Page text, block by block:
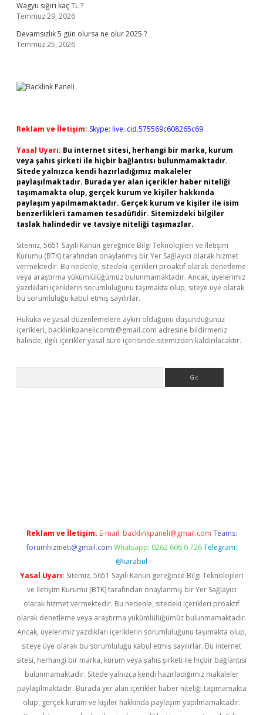
Wagyu sığırı kaç TL ?
Temmuz 29, 2026
Devamsızlık 5 gün olursa ne olur 2025 ?
Temmuz 25, 2026
Reklam ve İletişim: Skype: live:.cid.575569c608265c69
Yasal Uyarı: Bu internet sitesi, herhangi bir marka, kurum
veya şahıs şirketi ile hiçbir bağlantısı bulunmamaktadır.
Sitede yalnızca kendi hazırladığımız makaleler
paylaşılmaktadır. Burada yer alan içerikler haber niteliği
taşımamakta olup, gerçek kurum ve kişiler hakkında
paylaşım yapılmamaktadır. Gerçek kurum ve kişiler ile isim
benzerlikleri tamamen tesadüfidir. Sitemizdeki bilgiler
taslak halindedir ve tavsiye niteliği taşımazlar.
Sitemiz, 5651 Sayılı Kanun gereğince Bilgi Teknolojileri ve İletişim
Kurumu (BTK) tarafından onaylanmış bir Yer Sağlayıcı olarak hizmet
vermektedir. Bu nedenle, sitedeki içerikleri proaktif olarak denetleme
veya araştırma yükümlülüğümüz bulunmamaktadır. Ancak, üyelerimiz
yazdıkları içeriklerin sorumluluğunu taşımakta olup, siteye üye olarak
bu sorumluluğu kabul etmiş sayılırlar.
Hukuka ve yasal düzenlemelere aykırı olduğunu düşündüğünüz
içerikleri, backlinkpanelicomtr@gmail.com adresine bildirmeniz
halinde, ilgili içerikler yasal süre içerisinde sitemizden kaldırılacaktır.
Reklam ve İletişim: E-mail: backlinkpaneli@gmail.com Teams:
forumhizmeti@gmail.com Whatsapp: 0262 606 0 726 Telegram:
@karabul
Yasal Uyarı: Sitemiz, 5651 Sayılı Kanun gereğince Bilgi Teknolojileri
ve İletişim Kurumu (BTK) tarafından onaylanmış bir Yer Sağlayıcı
olarak hizmet vermektedir. Bu nedenle, sitedeki içerikleri proaktif
olarak denetleme veya araştırma yükümlülüğümüz bulunmamaktadır.
Ancak, üyelerimiz yazdıkları içeriklerin sorumluluğunu taşımakta olup,
siteye üye olarak bu sorumluluğu kabul etmiş sayılırlar. Bu internet
sitesi, herhangi bir marka, kurum veya şahıs şirketi ile hiçbir bağlantısı
bulunmamaktadır. Sitede yalnızca kendi hazırladığımız makaleler
paylaşılmaktadır. Burada yer alan içerikler haber niteliği taşımamakta
olup, gerçek kurum ve kişiler hakkında paylaşım yapılmamaktadır.